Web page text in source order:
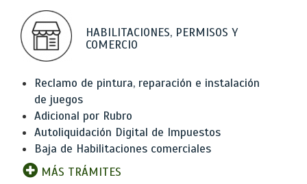
HABILITACIONES, PERMISOS Y
COMERCIO
Reclamo de pintura, reparación e instalación
de juegos
Adicional por Rubro
Autoliquidación Digital de Impuestos
Baja de Habilitaciones comerciales
MÁS TRÁMITES